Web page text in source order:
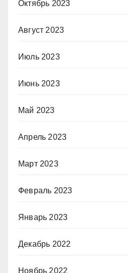
Октябрь 2023
Август 2023
Июль 2023
Июнь 2023
Май 2023
Апрель 2023
Март 2023
Февраль 2023
Январь 2023
Декабрь 2022
Ноябрь 2022